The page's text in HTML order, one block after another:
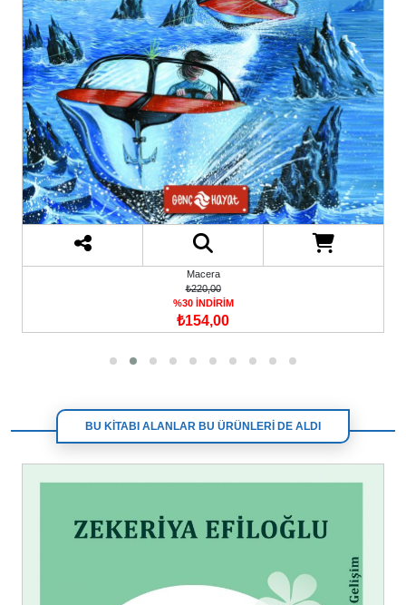
Macera
₺250,00
%30 İNDİRİM
₺175,00
BU KİTABI ALANLAR BU ÜRÜNLERİ DE ALDI